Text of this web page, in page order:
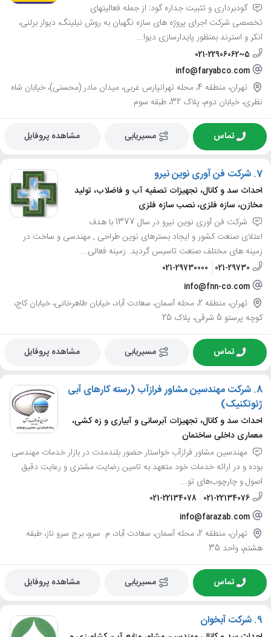
گودبرداری و تثبیت جداره گود: از جمله فعالیتهای
تخصصی شرکت اجرای پروژه های سازه نگهبان به روش نیلینگ، دیوار برلنی،
انکر و استرند بمنظور پایدارسازی دیوا...
021-22906062~5
info@faryabco.com
تهران، منطقه 4، محله تهرانپارس غربی، میدان مادر (محسنی)، خیابان شاه
نظری، خیابان دوم، پلاک 32، طبقه سوم
تماس مسیریابی مشاهده پروفایل
7. شرکت فن آوری نوین نیرو
احداث سد و کانال، تجهیزات تصفیه آب و فاضلاب، تولید
مخازن، سازه فلزی، نصب سازه فلزی
شرکت فن آوری نوین نیرو در سال 1377 با هدف
اعتلای صنعت کشور و ایجاد بسترهای نوین طراحی , مهندسی و ساخت در
زمینه های مختلف صنعت تاسیس گردید. زمینه فعالی...
021-29730
021-29730000
info@fnn-co.com
تهران، منطقه 2، محله آسمان، سعادت آباد، خیابان طاهرخانی، خیابان کاج،
کوچه پرستو 5 شرقی، پلاک 25
تماس مسیریابی مشاهده پروفایل
8. شرکت مهندسین مشاور فرازآب (رسته کارهای آبی
ژئوتکنیک)
احداث سد و کانال، تجهیزات آبرسانی و آبیاری و زه کشی،
معماری داخلی ساختمان
مهندسین مشاور فرازآب خواستار حضور بلندمدت در بازار خدمات مهندسی
بوده و در ارائه خدمات خود متعهد به تامین رضایت مشتری و رعایت دقیق
اصول و چارچوب‌های تو...
021-22134076
021-22134078
info@farazab.com
تهران، منطقه 2، محله آسمان، سعادت آباد، م. سرو، برج سرو ناز، طبقه
هشتم، واحد 35
تماس مسیریابی مشاهده پروفایل
9. شرکت آبخوان